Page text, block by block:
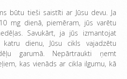
būtu tieši saistīti ar Jūsu devu. Ja
mg dienā, piemēram, jūs varētu
Savukārt, ja jūs izmantojat
dienu, Jūsu cikls vajadzētu
garumā. Nepārtraukti ņemt
kas vienāds ar cikla ilgumu, kā